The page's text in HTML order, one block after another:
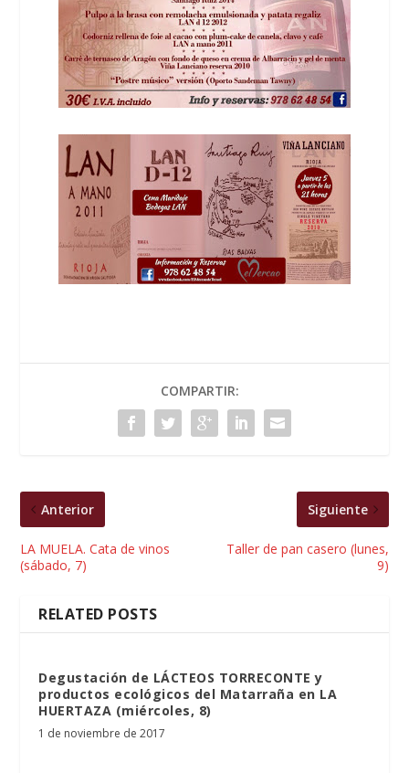
COMPARTIR:
Anterior
LA MUELA. Cata de vinos
(sábado, 7)
Siguiente
Taller de pan casero (lunes,
9)
RELATED POSTS
Degustación de LÁCTEOS TORRECONTE y
productos ecológicos del Matarraña en LA
HUERTAZA (miércoles, 8)
1 de noviembre de 2017